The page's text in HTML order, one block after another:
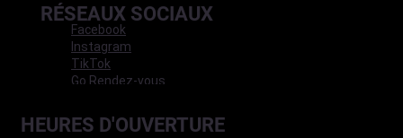
RÉSEAUX SOCIAUX
Facebook
Instagram
TikTok
Go Rendez-vous
HEURES D'OUVERTURE